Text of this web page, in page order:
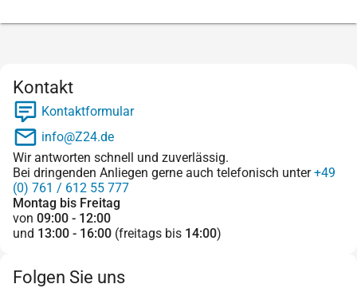
Kontakt
Kontaktformular
info@Z24.de
Wir antworten schnell und zuverlässig.
Bei dringenden Anliegen gerne auch telefonisch unter+49
(0) 761 / 612 55 777
Montag bis Freitag
von 09:00 - 12:00
und 13:00 - 16:00 (freitags bis 14:00)
Folgen Sie uns